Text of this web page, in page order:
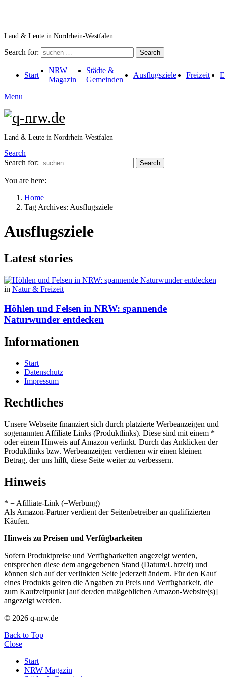
Land & Leute in Nordrhein-Westfalen
Search for: Search
Start
NRW
Magazin
Städte &
Gemeinden
Ausflugsziele Freizeit
Menu
Land & Leute in Nordrhein-Westfalen
Search
Search for:
Search
You are here:
Home
Tag Archives: Ausflugsziele
Ausflugsziele
Latest stories
in Natur & Freizeit
Höhlen und Felsen in NRW: spannende
Naturwunder entdecken
Informationen
Start
Datenschutz
Impressum
Rechtliches
Unsere Webseite finanziert sich durch platzierte Werbeanzeigen und
sogenannten Affiliate Links (Produktlinks). Diese sind mit einem *
oder einem Hinweis auf Amazon verlinkt. Durch das Anklicken der
Produktlinks bzw. Werbeanzeigen verdienen wir einen kleinen
Betrag, der uns hilft, diese Seite weiter zu verbessern.
Hinweis
* = Afilliate-Link (=Werbung)
Als Amazon-Partner verdient der Seitenbetreiber an qualifizierten
Käufen.
Hinweis zu Preisen und Verfügbarkeiten
Sofern Produktpreise und Verfügbarkeiten angezeigt werden,
entsprechen diese dem angegebenen Stand (Datum/Uhrzeit) und
können sich auf der verlinkten Seite jederzeit ändern. Für den Kauf
eines Produkts gelten die Angaben zu Preis und Verfügbarkeit, die
zum Kaufzeitpunkt [auf der/den maßgeblichen Amazon-Website(s)]
angezeigt werden.
© 2026 q-nrw.de
Back to Top
Close
Start
NRW Magazin